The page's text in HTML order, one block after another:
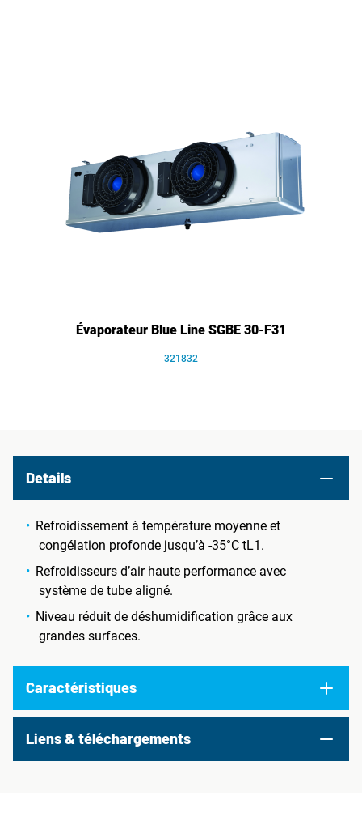
Évaporateur Blue Line SGBE 30-F31
321832
Details
Refroidissement à température moyenne et
congélation profonde jusqu’à -35°C tL1.
Refroidisseurs d’air haute performance avec
système de tube aligné.
Niveau réduit de déshumidification grâce aux
grandes surfaces.
Caractéristiques
Liens & téléchargements